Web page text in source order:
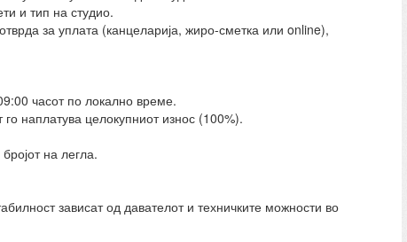
и тип на студио.
за уплата (канцеларија, жиро-сметка или online),
часот по локално време.
наплатува целокупниот износ (100%).
на легла.
зависат од давателот и техничките можности во